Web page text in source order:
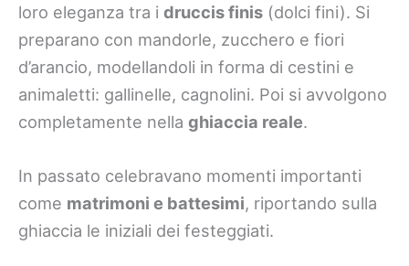
loro eleganza tra i druccis finis (dolci fini). Si
preparano con mandorle, zucchero e fiori
d’arancio, modellandoli in forma di cestini e
animaletti: gallinelle, cagnolini. Poi si avvolgono
completamente nella ghiaccia reale.
In passato celebravano momenti importanti
come matrimoni e battesimi, riportando sulla
ghiaccia le iniziali dei festeggiati.